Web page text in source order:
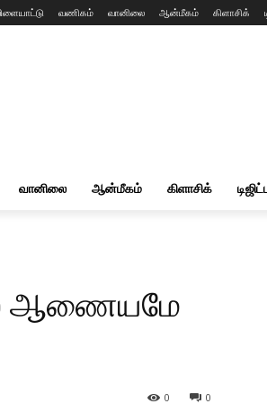
வணிகம் வானிலை ஆன்மீகம் கிளாசிக்
வானிலை ஆன்மீகம் கிளாசிக்
ஆணையமே
0
0